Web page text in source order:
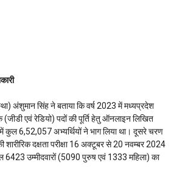
अंशुमान सिंह ने बताया कि वर्ष 2023 में मध्यप्रदेश
(जीडी एवं रेडियो) पदों की पूर्ति हेतु ऑनलाइन लिखित
कुल 6,52,057 अभ्यर्थियों ने भाग लिया था। दूसरे चरण
शारीरिक दक्षता परीक्षा 16 अक्टूबर से 20 नवम्बर 2024
उम्मीदवारों (5090 पुरुष एवं 1333 महिला) का